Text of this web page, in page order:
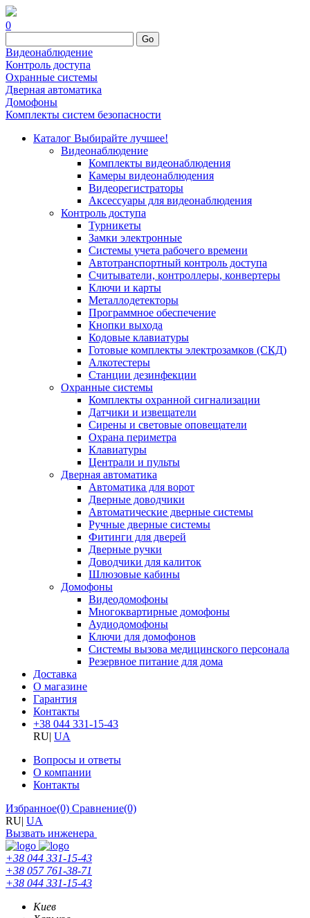
0
Go
Видеонаблюдение
Контроль доступа
Охранные системы
Дверная автоматика
Домофоны
Комплекты систем безопасности
Каталог Выбирайте лучшее!
Видеонаблюдение
Комплекты видеонаблюдения
Камеры видеонаблюдения
Видеорегистраторы
Аксессуары для видеонаблюдения
Контроль доступа
Турникеты
Замки электронные
Системы учета рабочего времени
Автотранспортный контроль доступа
Считыватели, контроллеры, конвертеры
Ключи и карты
Металлодетекторы
Программное обеспечение
Кнопки выхода
Кодовые клавиатуры
Готовые комплекты электрозамков (СКД)
Алкотестеры
Станции дезинфекции
Охранные системы
Комплекты охранной сигнализации
Датчики и извещатели
Сирены и световые оповещатели
Охрана периметра
Клавиатуры
Централи и пульты
Дверная автоматика
Автоматика для ворот
Дверные доводчики
Автоматические дверные системы
Ручные дверные системы
Фитинги для дверей
Дверные ручки
Доводчики для калиток
Шлюзовые кабины
Домофоны
Видеодомофоны
Многоквартирные домофоны
Аудиодомофоны
Ключи для домофонов
Системы вызова медицинского персонала
Резервное питание для дома
Доставка
О магазине
Гарантия
Контакты
+38 044 331-15-43
RU| UA
Вопросы и ответы
О компании
Контакты
Избранное(0) Сравнение(0)
RU| UA
Вызвать инженера
+38 044 331-15-43
+38 057 761-38-71
+38 044 331-15-43
Киев